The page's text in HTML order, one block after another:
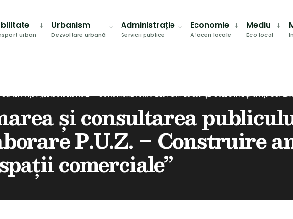
urban
Urbanism
Dezvoltare urbană
Administrație
Servicii publice
Economie
Afaceri locale
Mediu
Eco local
„ELABORARE P.U.Z. – CONSTRUIRE ANSAMBLU MIXT: LOCUINȘE COLECTIVE ȘI SPAȚII
și consultarea
P.U.Z. – Construire
comerciale”